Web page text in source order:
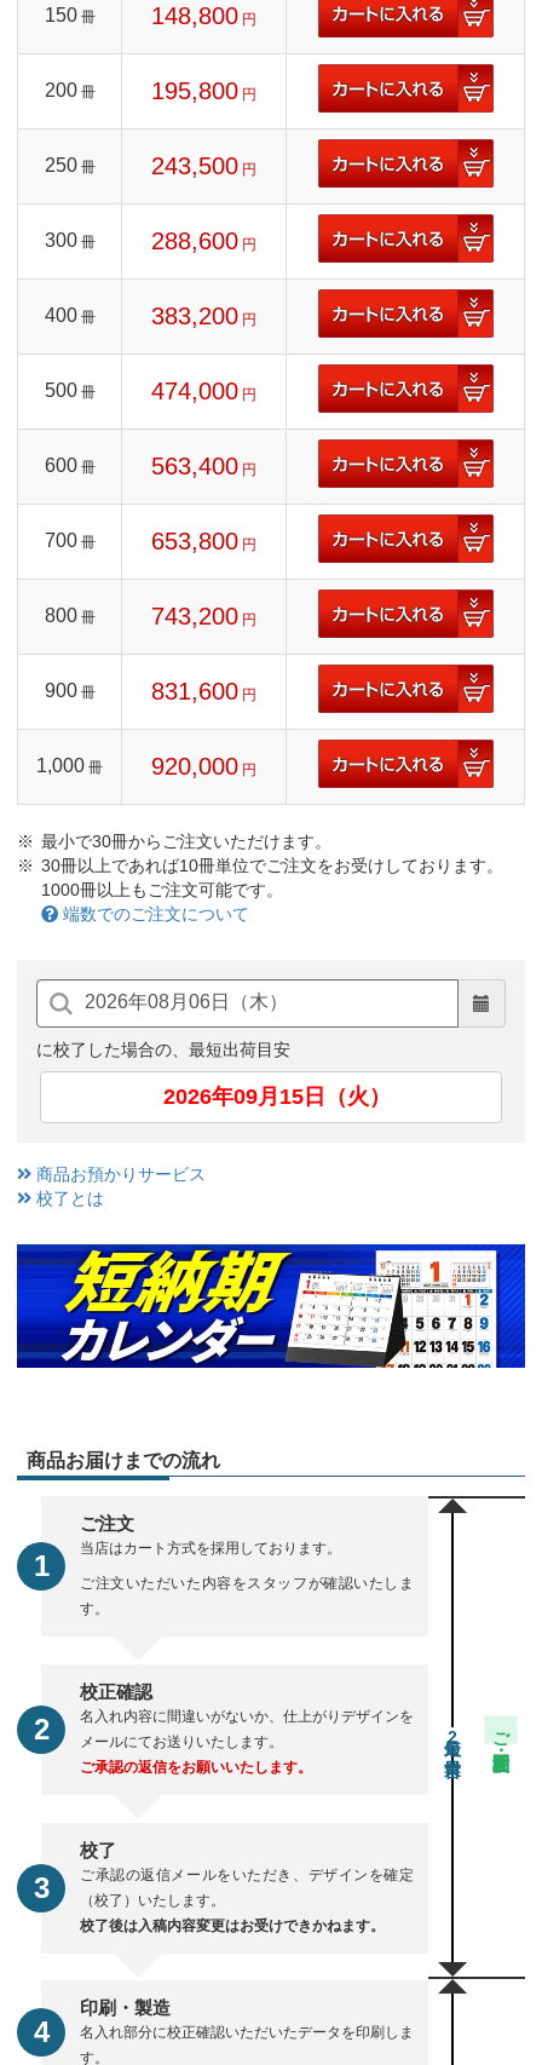
150 冊 148,800 円
200 冊 195,800 円
250 冊 243,500 円
300 冊 288,600 円
400 冊 383,200 円
500 冊 474,000 円
600 冊 563,400 円
700 冊 653,800 円
800 冊 743,200 円
900 冊 831,600 円
1,000 冊 920,000 円
最小で30冊からご注文いただけます。
30冊以上であれば10冊単位でご注文をお受けしております。
1000冊以上もご注文可能です。
端数でのご注文について
に校了した場合の、最短出荷目安
2026年09月15日（火）
商品お預かりサービス
校了とは
商品お届けまでの流れ
ご注文
当店はカート方式を採用しております。
ご注文いただいた内容をスタッフが確認いたしま
す。
校正確認
名入れ内容に間違いがないか、仕上がりデザインを
メールにてお送りいたします。
ご承認の返信をお願いいたします。
校了
ご承認の返信メールをいただき、デザインを確定
（校了）いたします。
校了後は入稿内容変更はお受けできかねます。
2 ご注文・校正期間
印刷・製造
名入れ部分に校正確認いただいたデータを印刷しま
す。